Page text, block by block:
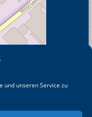
und unseren Service zu